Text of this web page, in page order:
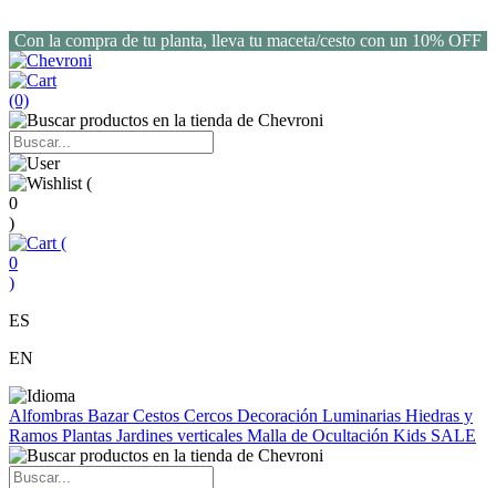
Con la compra de tu planta, lleva tu maceta/cesto con un 10% OFF
(0)
(
0
)
(
0
)
ES
EN
Alfombras BazarCestos Cercos Decoración Luminarias Hiedras y
Ramos Plantas Jardines verticales Malla de Ocultación Kids SALE